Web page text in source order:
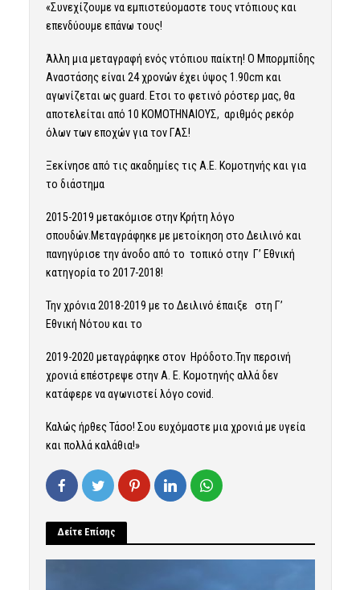
«Συνεχίζουμε να εμπιστεύομαστε τους ντόπιους και
επενδύουμε επάνω τους!
Άλλη μια μεταγραφή ενός ντόπιου παίκτη! Ο Μπορμπίδης
Αναστάσης είναι 24 χρονών έχει ύψος 1.90cm και
αγωνίζεται ως guard. Ετσι το φετινό ρόστερ μας, θα
αποτελείται από 10 ΚΟΜΟΤΗΝΑΙΟΥΣ, αριθμός ρεκόρ
όλων των εποχών για τον ΓΑΣ!
Ξεκίνησε από τις ακαδημίες τις Α.Ε. Κομοτηνής και για
το διάστημα
2015-2019 μετακόμισε στην Κρήτη λόγο
σπουδών.Μεταγράφηκε με μετοίκηση στο Δειλινό και
πανηγύρισε την άνοδο από το τοπικό στην Γ’ Εθνική
κατηγορία το 2017-2018!
Την χρόνια 2018-2019 με το Δειλινό έπαιξε στη Γ’
Εθνική Νότου και το
2019-2020 μεταγράφηκε στον Ηρόδοτο.Την περσινή
χρονιά επέστρεψε στην Α. Ε. Κομοτηνής αλλά δεν
κατάφερε να αγωνιστεί λόγο covid.
Καλώς ήρθες Τάσο! Σου ευχόμαστε μια χρονιά με υγεία
και πολλά καλάθια!»
Δείτε Επίσης